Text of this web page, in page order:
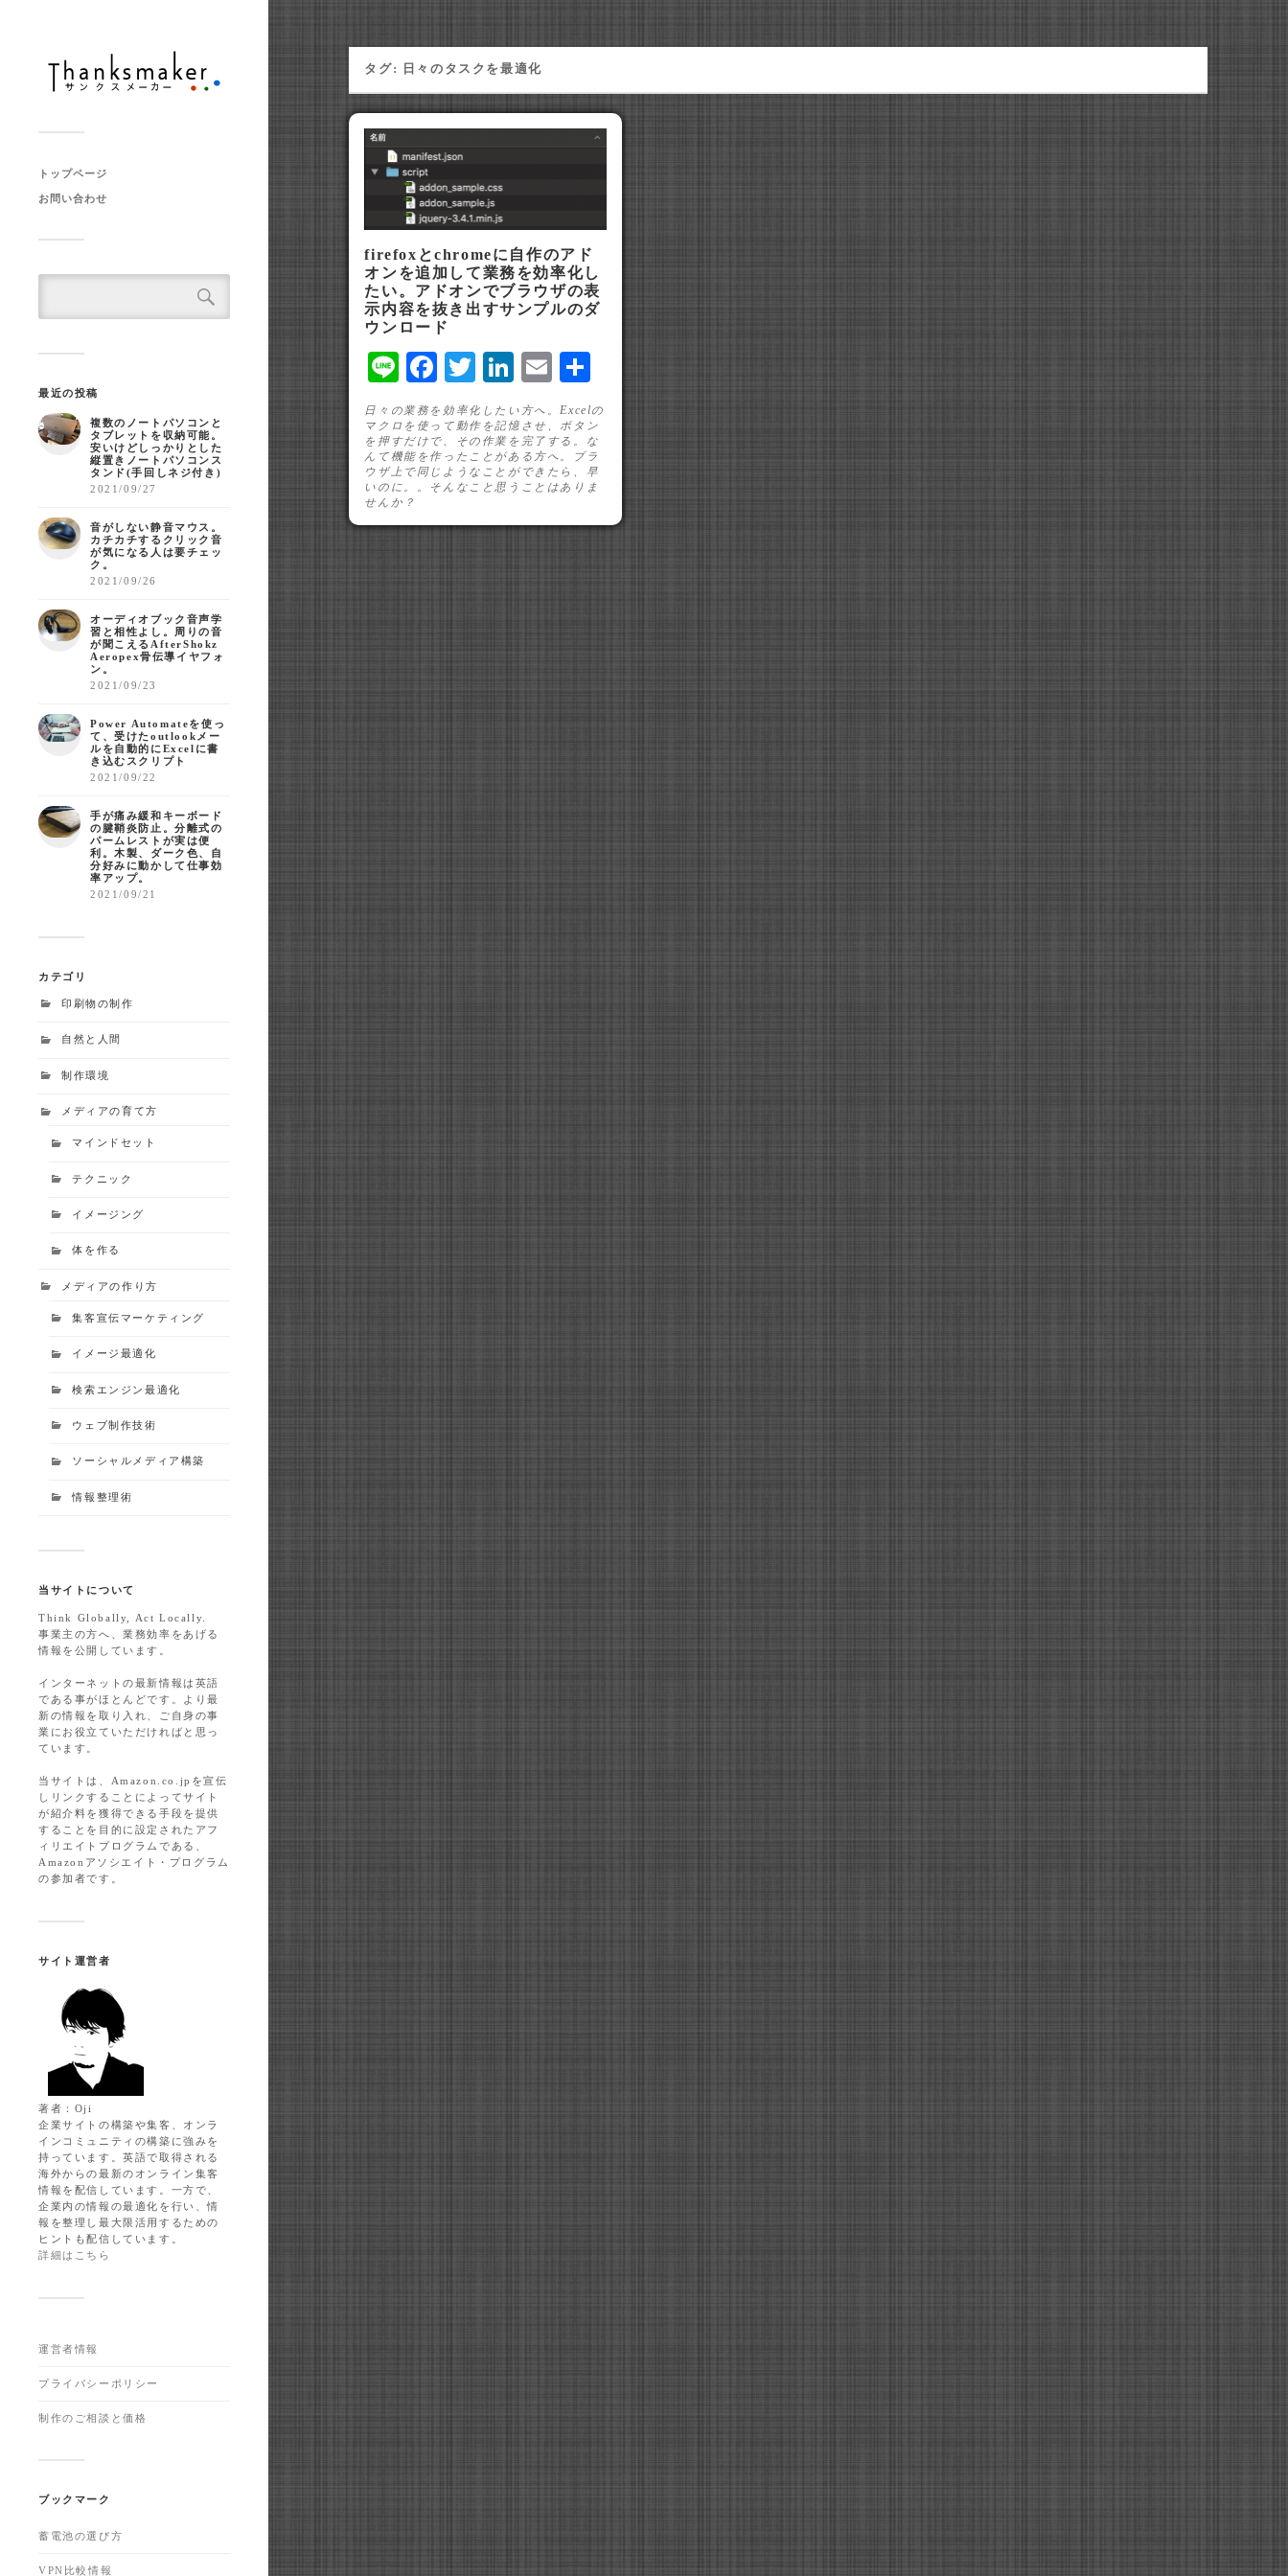
トップページ
お問い合わせ
最近の投稿
複数のノートパソコンと
タブレットを収納可能。
安いけどしっかりとした
縦置きノートパソコンス
タンド(手回しネジ付き)
2021/09/27
音がしない静音マウス。
カチカチするクリック音
が気になる人は要チェッ
ク。
2021/09/26
オーディオブック音声学
習と相性よし。周りの音
が聞こえるAfterShokz
Aeropex骨伝導イヤフォ
ン。
2021/09/23
Power Automateを使っ
て、受けたoutlookメー
ルを自動的にExcelに書
き込むスクリプト
2021/09/22
手が痛み緩和キーボード
の腱鞘炎防止。分離式の
パームレストが実は便
利。木製、ダーク色、自
分好みに動かして仕事効
率アップ。
2021/09/21
カテゴリ
印刷物の制作
自然と人間
制作環境
メディアの育て方
マインドセット
テクニック
イメージング
体を作る
メディアの作り方
集客宣伝マーケティング
イメージ最適化
検索エンジン最適化
ウェブ制作技術
ソーシャルメディア構築
情報整理術
当サイトについて
Think Globally, Act Locally.
事業主の方へ、業務効率をあげる
情報を公開しています。
インターネットの最新情報は英語
である事がほとんどです。より最
新の情報を取り入れ、ご自身の事
業にお役立ていただければと思っ
ています。
当サイトは、Amazon.co.jpを宣伝
しリンクすることによってサイト
が紹介料を獲得できる手段を提供
することを目的に設定されたアフ
ィリエイトプログラムである、
Amazonアソシエイト・プログラム
の参加者です。
サイト運営者
著者：Oji
企業サイトの構築や集客、オンラ
インコミュニティの構築に強みを
持っています。英語で取得される
海外からの最新のオンライン集客
情報を配信しています。一方で、
企業内の情報の最適化を行い、情
報を整理し最大限活用するための
ヒントも配信しています。
詳細はこちら
運営者情報
プライバシーポリシー
制作のご相談と価格
ブックマーク
蓄電池の選び方
VPN比較情報
タグ: 日々のタスクを最適化
firefoxとchromeに自作のアド
オンを追加して業務を効率化し
たい。アドオンでブラウザの表
示内容を抜き出すサンプルのダ
ウンロード
LineFacebook
Twitter
LinkedIn
Email
有
日々の業務を効率化したい方へ。Excelの
マクロを使って動作を記憶させ、ボタン
を押すだけで、その作業を完了する。な
んて機能を作ったことがある方へ。ブラ
ウザ上で同じようなことができたら、早
いのに。。そんなこと思うことはありま
せんか？